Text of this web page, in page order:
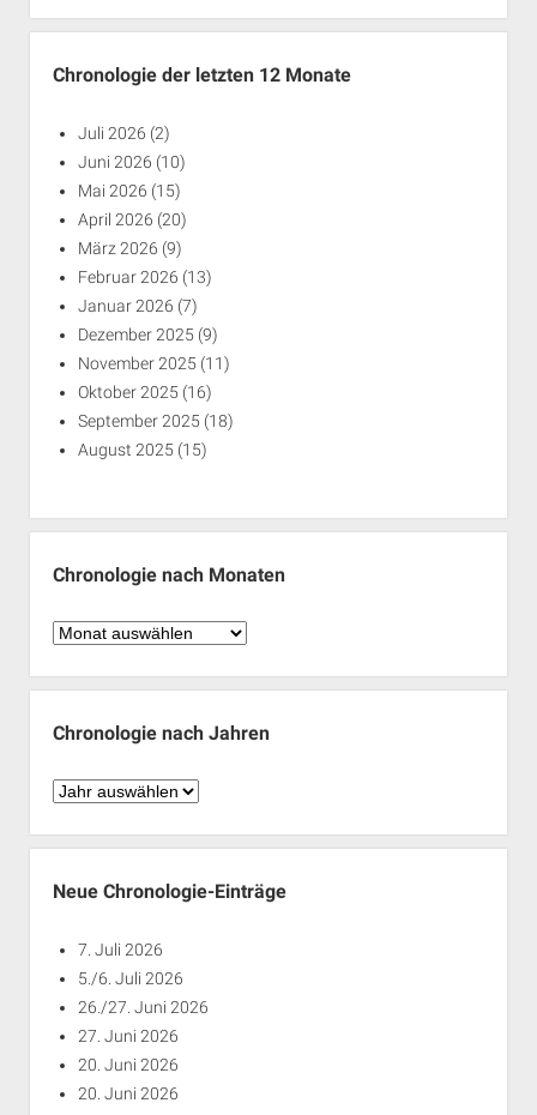
Chronologie der letzten 12 Monate
Juli 2026 (2)
Juni 2026 (10)
Mai 2026 (15)
April 2026 (20)
März 2026 (9)
Februar 2026 (13)
Januar 2026 (7)
Dezember 2025 (9)
November 2025 (11)
Oktober 2025 (16)
September 2025 (18)
August 2025 (15)
Chronologie nach Monaten
Chronologie
Monaten
Chronologie nach Jahren
Chronologie
Jahren
Neue Chronologie-Einträge
7. Juli 2026
5./6. Juli 2026
26./27. Juni 2026
27. Juni 2026
20. Juni 2026
20. Juni 2026